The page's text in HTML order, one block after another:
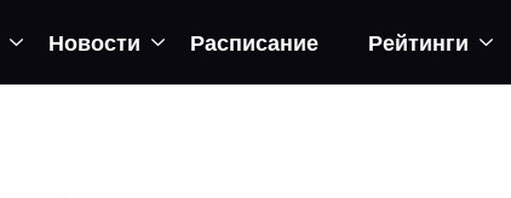
Новости Расписание Рейтинги